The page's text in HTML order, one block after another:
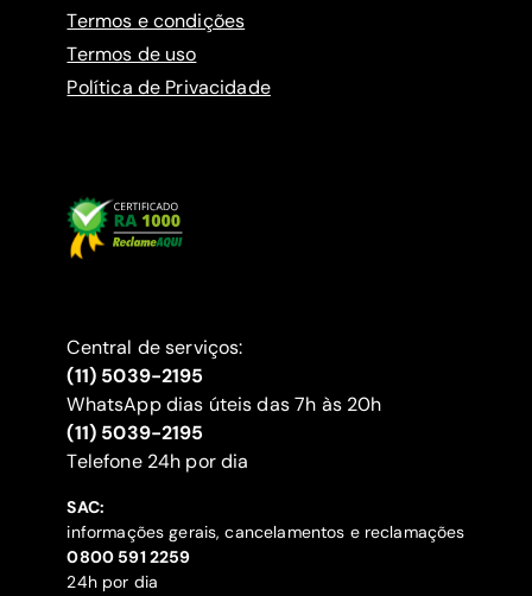
Termos e condições
Termos de uso
Política de Privacidade
Central de serviços:
(11) 5039-2195
WhatsApp dias úteis das 7h às 20h
(11) 5039-2195
‍Telefone 24h por dia
SAC:
informações gerais, cancelamentos e reclamações
‍0800 591 2259
24h por dia